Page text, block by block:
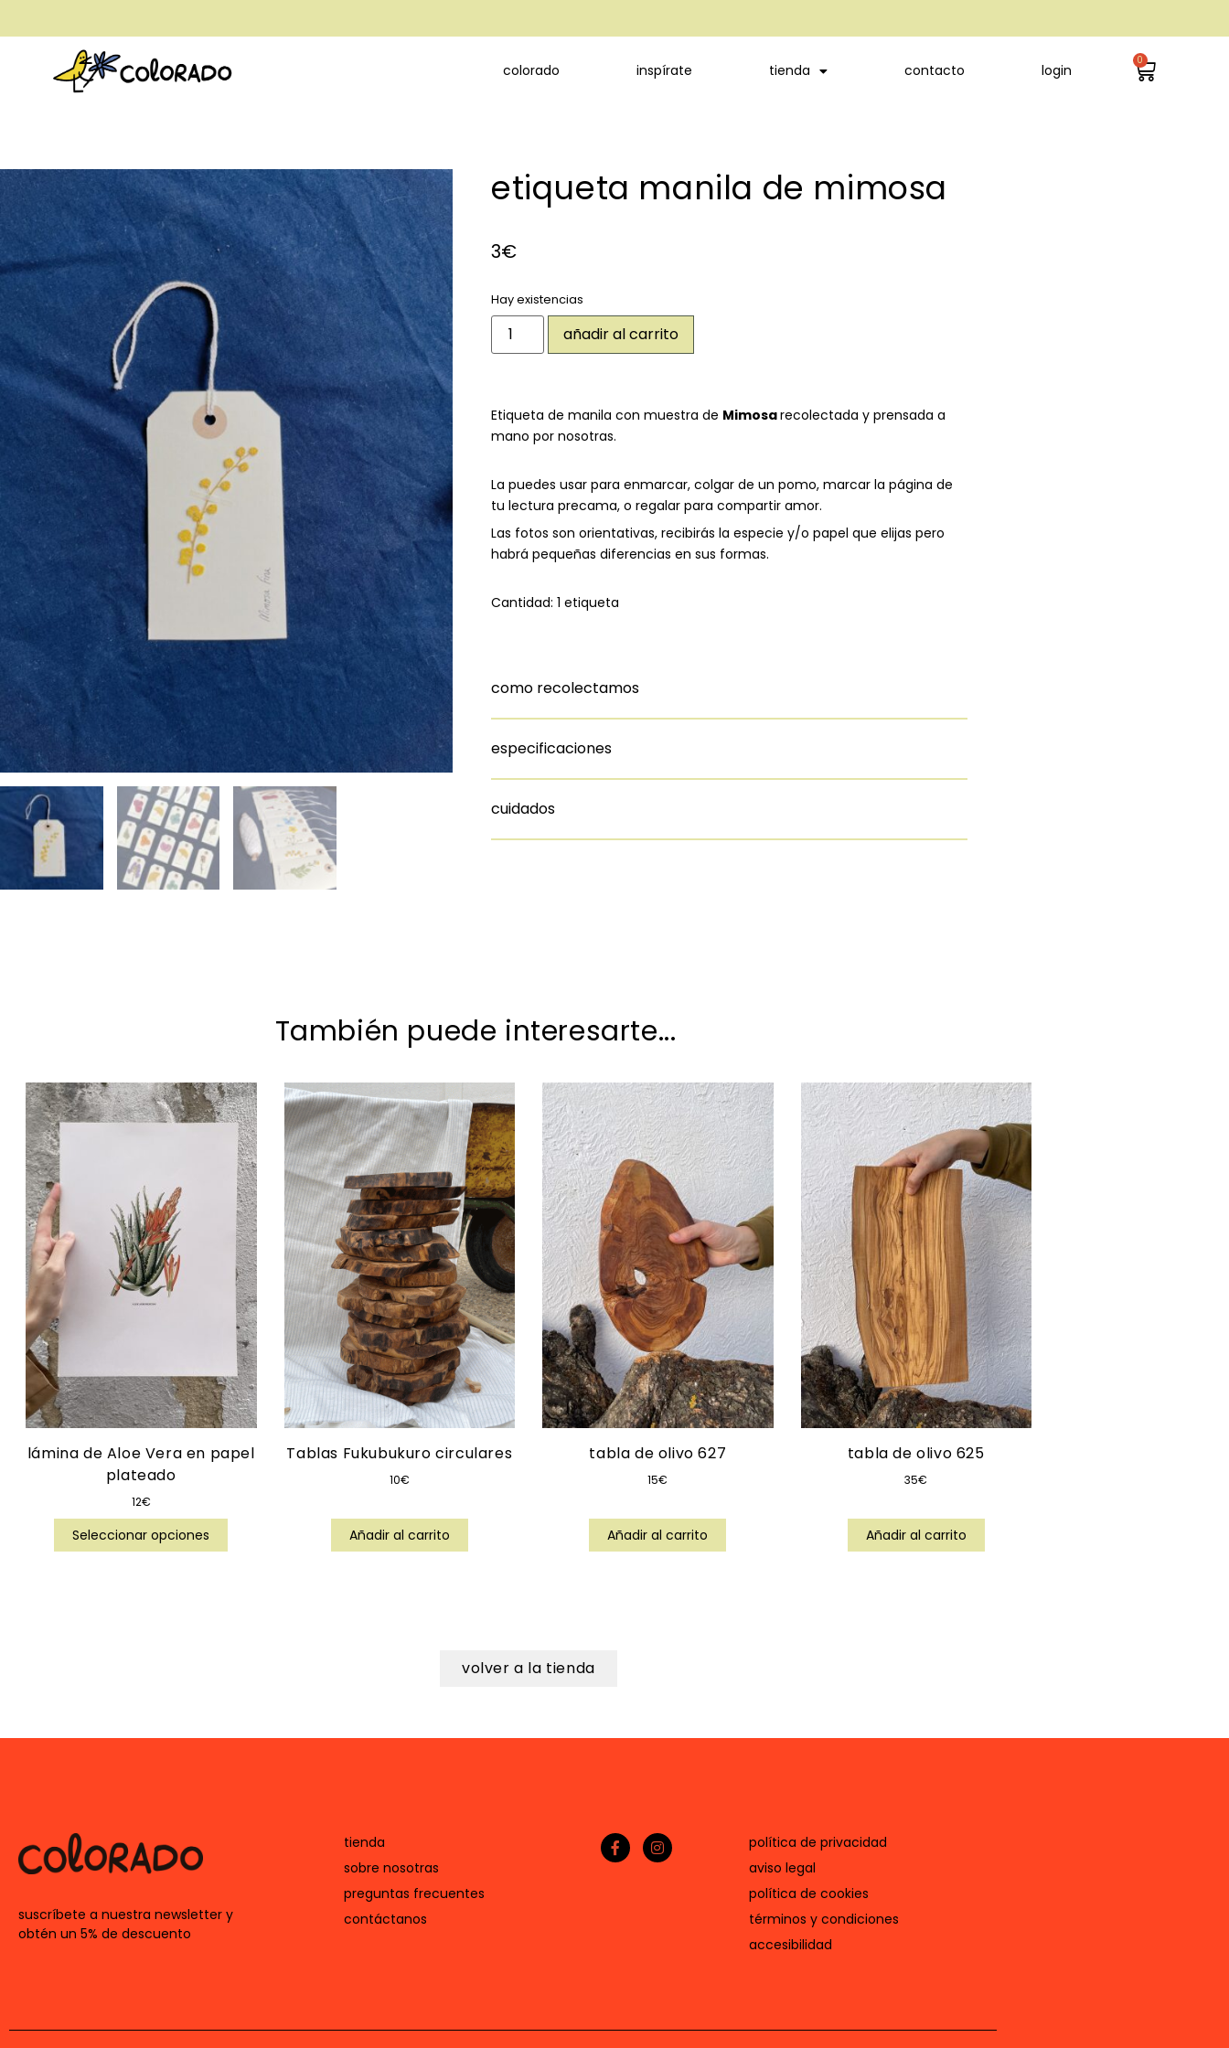
envío gratis a partir de 28€
colorado inspírate tienda contacto login
0
etiqueta manila de mimosa
3€
Hay existencias
añadir al carrito
Etiqueta de manila con muestra de Mimosarecolectada y prensada a
mano por nosotras.
La puedes usar para enmarcar, colgar de un pomo, marcar la página de
tu lectura precama, o regalar para compartir amor.
Las fotos son orientativas, recibirás la especie y/o papel que elijas pero
habrá pequeñas diferencias en sus formas.
Cantidad: 1 etiqueta
como recolectamos
especificaciones
cuidados
También puede interesarte...
lámina de Aloe Vera en papel
plateado
12€
Seleccionar opciones
Tablas Fukubukuro circulares
10€
Añadir al carrito
tabla de olivo 627
15€
Añadir al carrito
tabla de olivo 625
35€
Añadir al carrito
volver a la tienda
suscríbete a nuestra newsletter y
obtén un 5% de descuento
tienda
sobre nosotras
preguntas frecuentes
contáctanos
política de privacidad
aviso legal
política de cookies
términos y condiciones
accesibilidad